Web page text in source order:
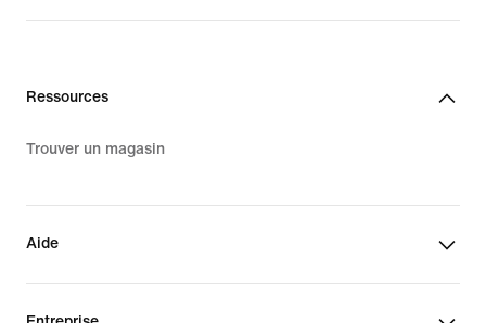
Ressources
Trouver un magasin
Aide